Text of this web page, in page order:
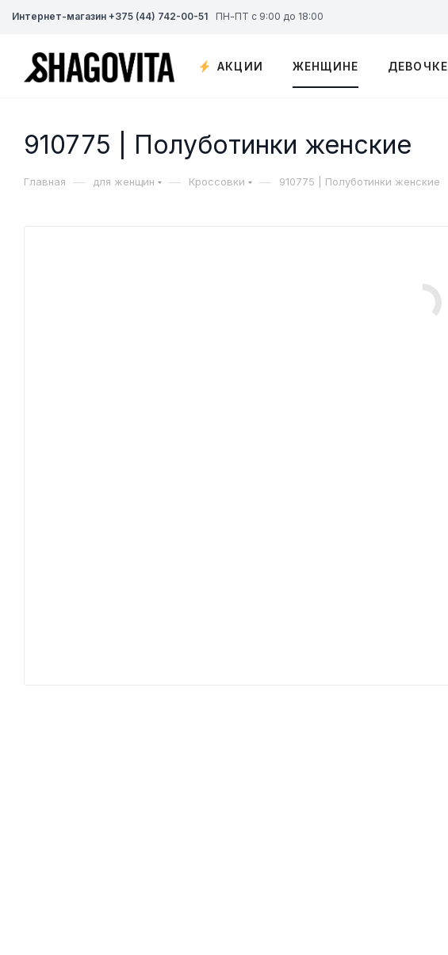
Интернет-магазин +375 (44) 742-00-51 ПН-ПТ с 9:00 до 18:00
АКЦИИ ЖЕНЩИНЕ ДЕВОЧКЕ
910775 | Полуботинки женские
Главная — для женщин — Кроссовки — 910775 | Полуботинки женские